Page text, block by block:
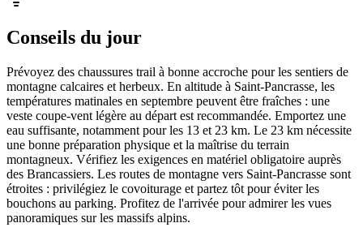
Conseils du jour
Prévoyez des chaussures trail à bonne accroche pour les sentiers de
montagne calcaires et herbeux. En altitude à Saint-Pancrasse, les
températures matinales en septembre peuvent être fraîches : une
veste coupe-vent légère au départ est recommandée. Emportez une
eau suffisante, notamment pour les 13 et 23 km. Le 23 km nécessite
une bonne préparation physique et la maîtrise du terrain
montagneux. Vérifiez les exigences en matériel obligatoire auprès
des Brancassiers. Les routes de montagne vers Saint-Pancrasse sont
étroites : privilégiez le covoiturage et partez tôt pour éviter les
bouchons au parking. Profitez de l'arrivée pour admirer les vues
panoramiques sur les massifs alpins.